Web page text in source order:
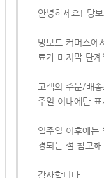
안녕하세요! 망
망보드 커머스에
료가 마지막 단계
고객의 주문/배
주일 이내에만 표
일주일 이후에는
경되는 점 참고
감사합니다.